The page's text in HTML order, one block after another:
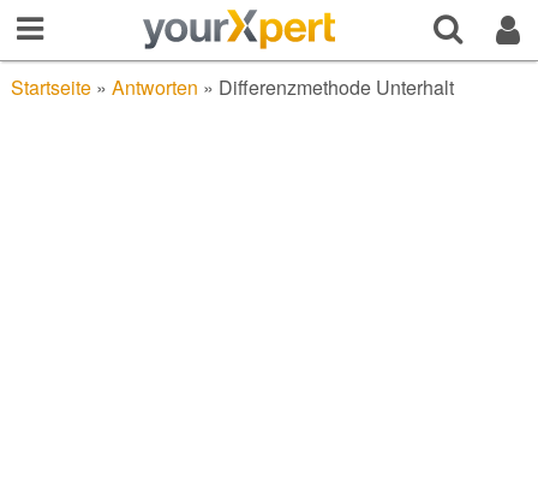
Startseite» Antworten » Differenzmethode Unterhalt